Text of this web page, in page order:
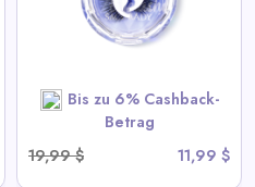
Bis zu 6% Cashback-
Betrag
19,99 $
11,99 $